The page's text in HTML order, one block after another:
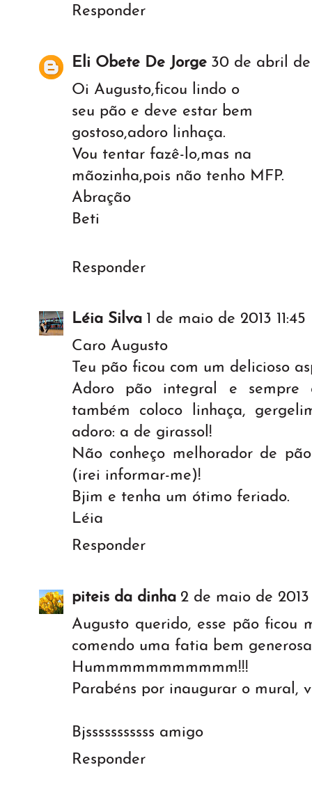
Responder
Eli Obete De Jorge 30 de abril de
Oi Augusto,ficou lindo o
seu pão e deve estar bem
gostoso,adoro linhaça.
Vou tentar fazê-lo,mas na
mãozinha,pois não tenho MFP.
Abração
Beti
Responder
Léia Silva 1 de maio de 2013 11:45
Caro Augusto
Teu pão ficou com um delicioso
Adoro pão integral e
também coloco linhaça,
adoro: a de girassol!
Não conheço melhorador de
(irei informar-me)!
Bjim e tenha um ótimo feriado.
Léia
Responder
piteis da dinha 2 de maio de
Augusto querido, esse pão ficou
comendo uma fatia bem
Hummmmmmmmmmm!!!
Parabéns por inaugurar o mural,
Bjsssssssssss amigo
Responder